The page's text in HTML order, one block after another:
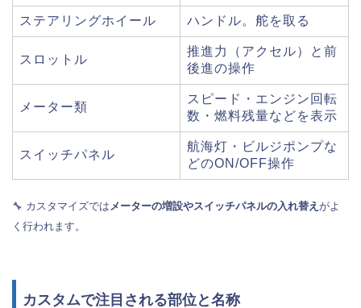
ステアリングホイール ハンドル。舵を取る
スロットル
推進力（アクセル）と前
後進の操作
メーター類
スピード・エンジン回転
数・燃料残量などを表示
スイッチパネル
航海灯・ビルジポンプな
どのON/OFF操作
🔧 カスタマイズでは メーターの増設やスイッチパネルの入れ替え がよ
く行われます。
カスタムで注目される部位と名称